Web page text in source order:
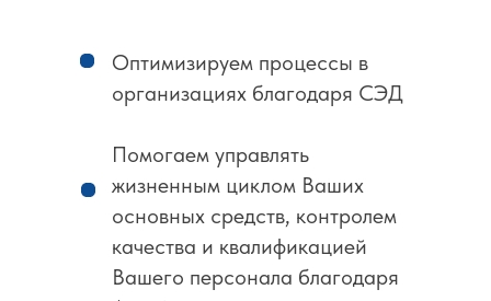
Оптимизируем процессы в
организациях благодаря СЭД
Помогаем управлять
жизненным циклом Ваших
основных средств, контролем
качества и квалификацией
Вашего персонала благодаря